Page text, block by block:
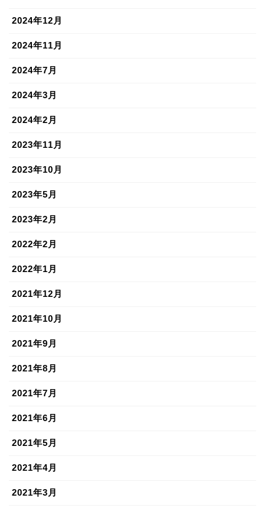
2024年12月
2024年11月
2024年7月
2024年3月
2024年2月
2023年11月
2023年10月
2023年5月
2023年2月
2022年2月
2022年1月
2021年12月
2021年10月
2021年9月
2021年8月
2021年7月
2021年6月
2021年5月
2021年4月
2021年3月